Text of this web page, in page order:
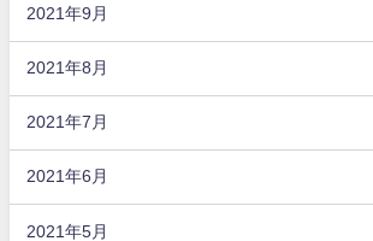
2021年9月
2021年8月
2021年7月
2021年6月
2021年5月